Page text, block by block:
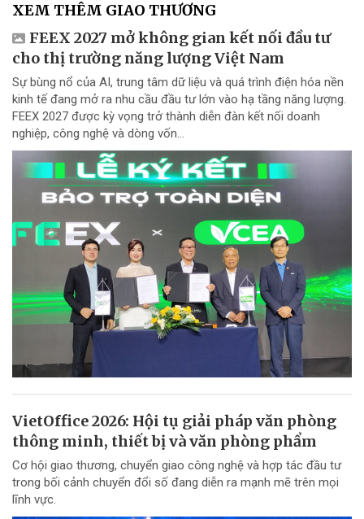
XEM THÊM GIAO THƯƠNG
FEEX 2027 mở không gian kết nối đầu tư
cho thị trường năng lượng Việt Nam
Sự bùng nổ của AI, trung tâm dữ liệu và quá trình điện hóa nền
kinh tế đang mở ra nhu cầu đầu tư lớn vào hạ tầng năng lượng.
FEEX 2027 được kỳ vọng trở thành diễn đàn kết nối doanh
nghiệp, công nghệ và dòng vốn...
VietOffice 2026: Hội tụ giải pháp văn phòng
thông minh, thiết bị và văn phòng phẩm
Cơ hội giao thương, chuyển giao công nghệ và hợp tác đầu tư
trong bối cảnh chuyển đổi số đang diễn ra mạnh mẽ trên mọi
lĩnh vực.